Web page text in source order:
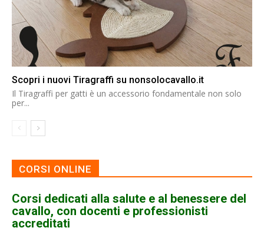
Scopri i nuovi Tiragraffi su nonsolocavallo.it
Il Tiragraffi per gatti è un accessorio fondamentale non solo
per...
CORSI ONLINE
Corsi dedicati alla salute e al benessere del
cavallo, con docenti e professionisti
accreditati